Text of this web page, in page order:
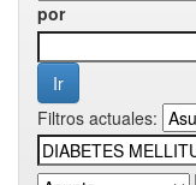
por
Filtros actuales: